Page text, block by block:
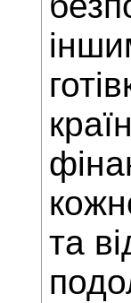
та